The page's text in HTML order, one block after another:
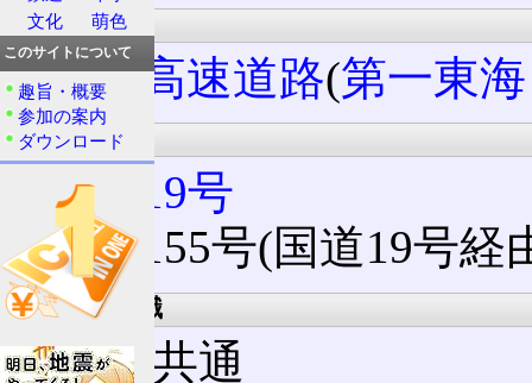
所属路線名
東名高速道路(第一東
接続路線名
国道19号
国道155号(国道19号経
出口案内標識
上下線共通
文化
萌色
このサイトについて
趣旨・概要
参加の案内
ダウンロード